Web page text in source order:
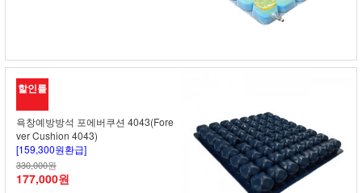
할인률
욕창예방방석 포에버쿠션 4043(Fore
ver Cushion 4043)
[159,300원환급]
330,000원
177,000원